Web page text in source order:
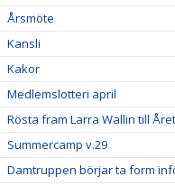
Årsmöte
Kansli
Kakor
Medlemslotteri april
Rösta fram Larra Wallin till
Summercamp v.29
Damtruppen börjar ta form